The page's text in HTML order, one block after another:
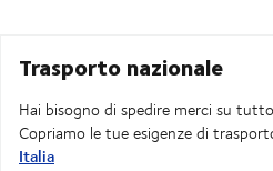
Trasporto nazionale
Hai bisogno di spedire merci su
Copriamo le tue esigenze di
Italia